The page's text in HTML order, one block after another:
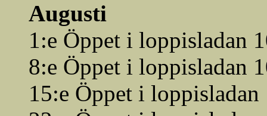
Augusti
1:e Öppet i loppisladan
8:e Öppet i loppisladan
15:e Öppet i